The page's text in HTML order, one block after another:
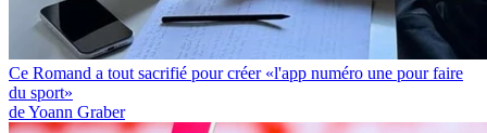
Ce Romand a tout sacrifié pour créer «l'app numéro une pour faire
du sport»
de Yoann Graber